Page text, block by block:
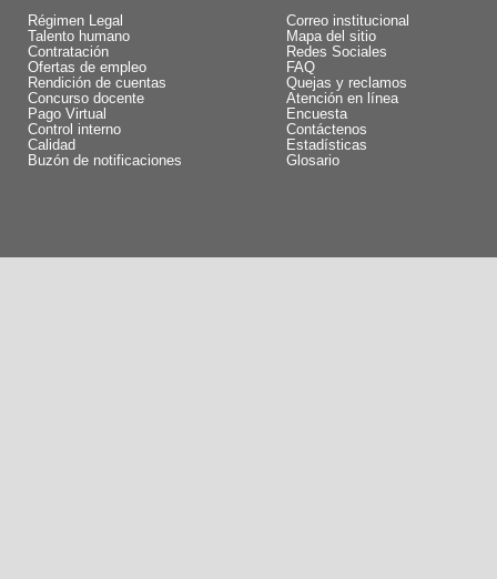
Régimen Legal
Talento humano
Contratación
Ofertas de empleo
Rendición de cuentas
Concurso docente
Pago Virtual
Control interno
Calidad
Buzón de notificaciones
Correo institucional
Mapa del sitio
Redes Sociales
FAQ
Quejas y reclamos
Atención en línea
Encuesta
Contáctenos
Estadísticas
Glosario